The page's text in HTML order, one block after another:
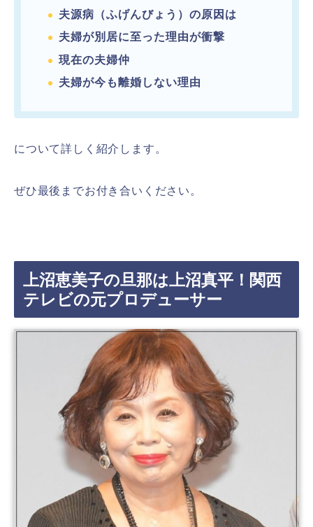
夫源病（ふげんびょう）の原因は
夫婦が別居に至った理由が衝撃
現在の夫婦仲
夫婦が今も離婚しない理由
について詳しく紹介します。
ぜひ最後までお付き合いください。
上沼恵美子の旦那は上沼真平！関西
テレビの元プロデューサー